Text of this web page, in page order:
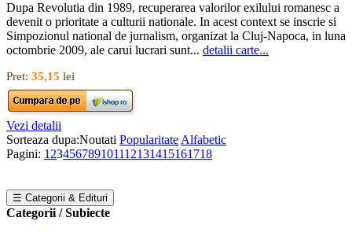
Dupa Revolutia din 1989, recuperarea valorilor exilului romanesc a
devenit o prioritate a culturii nationale. In acest context se inscrie si
Simpozionul national de jurnalism, organizat la Cluj-Napoca, in luna
octombrie 2009, ale carui lucrari sunt... detalii carte...
Pret: 35,15 lei
Vezi detalii
Sorteaza dupa:Noutati Popularitate Alfabetic
Pagini: 1 23456789101112131415161718
☰ Categorii & Edituri
Categorii / Subiecte